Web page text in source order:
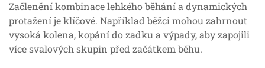
Začlenění kombinace lehkého běhání a dynamických
protažení je klíčové. Například běžci mohou zahrnout
vysoká kolena, kopání do zadku a výpady, aby zapojili
více svalových skupin před začátkem běhu.